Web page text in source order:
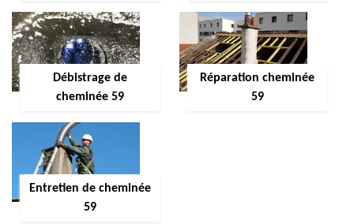
Débistrage de
cheminée 59
Réparation cheminée
59
Entretien de cheminée
59